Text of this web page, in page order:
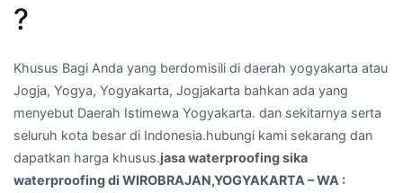
?
Khusus Bagi Anda yang berdomisili di daerah yogyakarta atau
Jogja, Yogya, Yogyakarta, Jogjakarta bahkan ada yang
menyebut Daerah Istimewa Yogyakarta. dan sekitarnya serta
seluruh kota besar di Indonesia.hubungi kami sekarang dan
dapatkan harga khusus.jasa waterproofing sika
waterproofing di WIROBRAJAN,YOGYAKARTA – WA :